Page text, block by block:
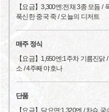
【요금】3,300엔:전채 3종 모듬 /
푹신한 중국 죽 / 오늘의 디저트
매주 정식
【요금】1,650엔:1주차 기름진
소 / 4주째 야호나
단품
【요금】담요면:1,320엔 / 차슈